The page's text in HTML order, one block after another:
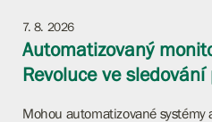
7. 8. 2026
Automatizovaný
Revoluce ve sledování
Mohou automatizované systémy